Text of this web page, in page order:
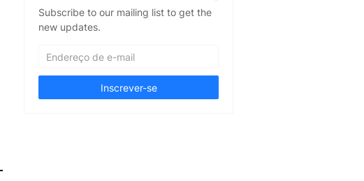
Subscribe to our mailing list to get the
new updates.